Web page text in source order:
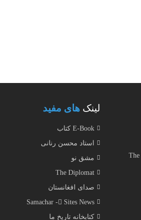
لینک های مفید
E-Book کتاب
استاد محسن رنانی
مشق نو
The Diplomat
صدای افغانستان
Samachar - ُSites News
کتابخانه تاریخ ما